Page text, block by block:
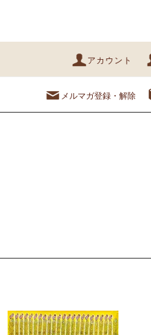
アカウント
メルマガ登録・解除